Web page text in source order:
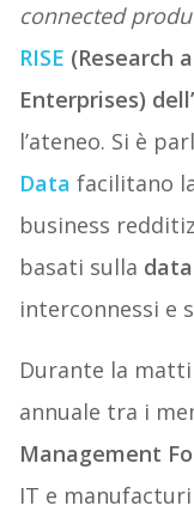
connected
RISE (Research
Enterprises)
l’ateneo. Si è
Data facilitano
business
basati sulla
interconnessi e
Durante la
annuale tra i
Management
IT e